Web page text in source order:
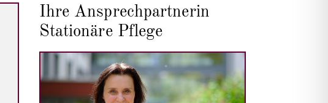
Ihre Ansprechpartnerin
Stationäre Pflege